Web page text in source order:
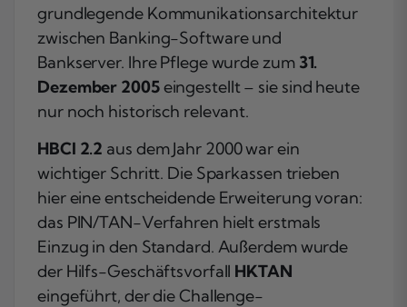
grundlegende Kommunikationsarchitektur
zwischen Banking-Software und
Bankserver. Ihre Pflege wurde zum 31.
Dezember 2005eingestellt – sie sind heute
nur noch historisch relevant.
HBCI 2.2 aus dem Jahr 2000 war ein
wichtiger Schritt. Die Sparkassen trieben
hier eine entscheidende Erweiterung voran:
das PIN/TAN-Verfahren hielt erstmals
Einzug in den Standard. Außerdem wurde
der Hilfs-Geschäftsvorfall HKTAN
eingeführt, der die Challenge-